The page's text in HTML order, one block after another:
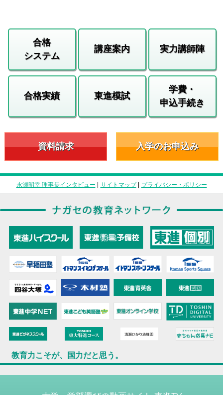
合格
システム
講座案内 実力講師陣
合格実績 東進模試
学費・
申込手続き
資料請求 入学のお申込み
永瀬昭幸 理事長インタビュー | サイトマップ| プライバシー・ポリシー
教育力こそが、国力だと思う。